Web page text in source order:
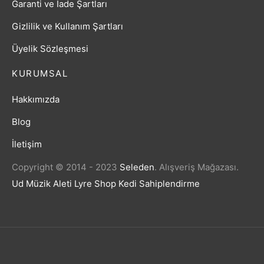
Copyright © 2014 - 2023 Seleden. Alışveriş Mağazası.
Ud Müzik Aleti Lyre Shop Kedi Sahiplendirme
KURUMSAL
Hakkımızda
Blog
İletişim
Garanti ve İade Şartları
Gizlilik ve Kullanım Şartları
Üyelik Sözleşmesi